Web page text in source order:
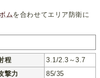
ムを合わせてエリア防衛に
程
3.1/2.3～3.7
撃力
85/35